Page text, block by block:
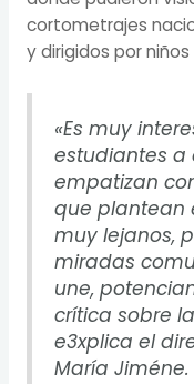
cortometrajes
y dirigidos por
«Es muy
estudiantes a
empatizan
que plantean
muy lejanos,
miradas
une,
crítica sobre
e3xplica el
María Jiméne.